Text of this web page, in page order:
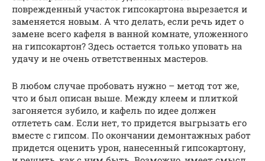
поврежденный участок гипсокартона вырезается и
заменяется новым. А что делать, если речь идет о
замене всего кафеля в ванной комнате, уложенного
на гипсокартон? Здесь остается только уповать на
удачу и не очень ответственных мастеров.
В любом случае пробовать нужно – метод тот же,
что и был описан выше. Между клеем и плиткой
загоняется зубило, и кафель по идее должен
отлететь сам. Если нет, то придется выгрызать его
вместе с гипсом. По окончании демонтажных работ
придется оценить урон, нанесенный гипсокартону,